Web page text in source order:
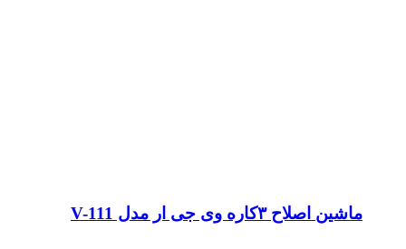
ماشین اصلاح ۳کاره وی جی ار مدل V-111